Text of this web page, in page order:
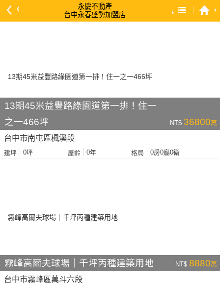
永慶不動產
台中永春盛勢加盟店
依降幅 高 → 低
依土地坪數 大 → 小
13期45米益豐路綠園道第一排！住一
之一466坪
NT$ 36800萬
台中市南屯區楓溪段
建坪 0坪 屋齡 0年 格局 0房0廳0衛
霧峰高爾夫球場｜千坪丙種建築用地 NT$ 8880萬
台中市霧峰區萬斗六段